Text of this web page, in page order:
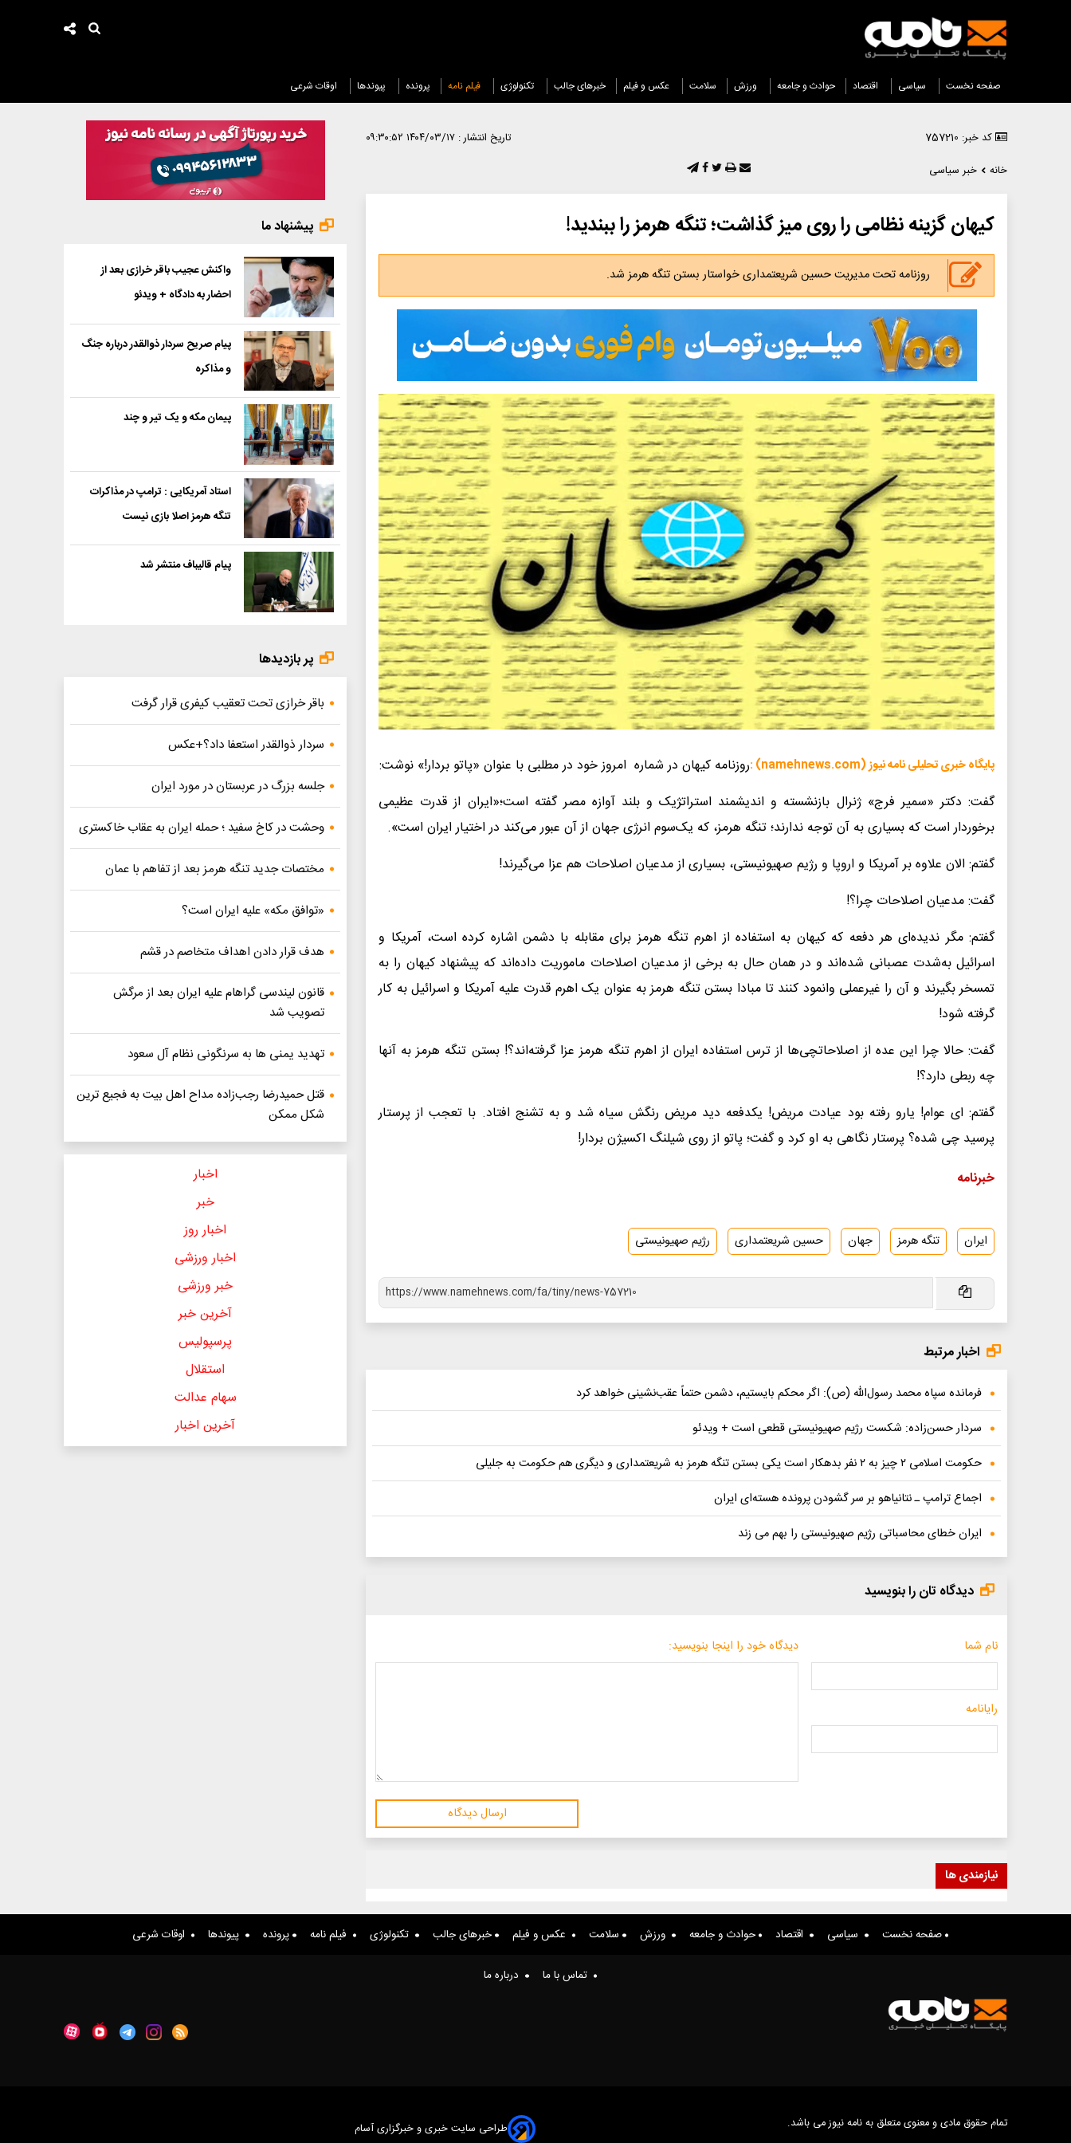
صفحه نخست سیاسی اقتصاد حوادث و جامعه ورزش سلامت عکس و فیلم خبرهای جالب تکنولوژی فیلم نامه پرونده پیوندها اوقات شرعی
کد خبر: 757210 تاریخ انتشار : ۱۴۰۴/۰۳/۱۷ ۰۹:۳۰:۵۲
خانه
خبر سیاسی
کیهان گزینه نظامی را روی میز گذاشت؛ تنگه هرمز را ببندید!
روزنامه تحت مدیریت حسین شریعتمداری خواستار بستن تنگه هرمز شد.
پایگاه خبری تحلیلی نامه نیوز (namehnews.com) :
روزنامه کیهان در شماره امروز خود در مطلبی با عنوان «پاتو بردار!» نوشت:
گفت: دکتر «سمیر فرج» ژنرال بازنشسته و اندیشمند استراتژیک و بلند آوازه مصر گفته است؛«ایران از قدرت عظیمی
برخوردار است که بسیاری به آن توجه ندارند؛ تنگه هرمز، که یک‌سوم انرژی جهان از آن عبور می‌کند در اختیار ایران است‌».
گفتم: الان علاوه‌ بر آمریکا و اروپا و رژیم صهیونیستی، بسیاری از مدعیان اصلاحات هم عزا می‌گیرند!
گفت: مدعیان اصلاحات چرا؟!
گفتم: مگر ندیده‌ای هر دفعه که کیهان به استفاده از اهرم تنگه هرمز برای مقابله با دشمن اشاره کرده است، آمریکا و
اسرائیل به‌شدت عصبانی شده‌اند و در همان حال به برخی از مدعیان اصلاحات ماموریت داده‌اند که پیشنهاد کیهان را به
تمسخر بگیرند و آن را غیرعملی وانمود کنند تا مبادا بستن تنگه هرمز به عنوان یک اهرم قدرت علیه آمریکا و اسرائیل به کار
گرفته شود!
گفت: حالا چرا این عده از اصلاحاتچی‌ها از ترس استفاده ایران از اهرم تنگه هرمز عزا گرفته‌اند؟! بستن تنگه هرمز به آنها
چه ربطی دارد؟!
گفتم: ‌ای عوام! یارو رفته بود عیادت مریض‌! یکدفعه دید مریض رنگش سیاه شد و به تشنج افتاد. با تعجب از ‌پرستار
پرسید چی شده؟ ‌پرستار نگاهی به او کرد و گفت؛ پاتو از روی شیلنگ اکسیژن بردار!
خبرنامه
ایران تنگه هرمز جهان حسین شریعتمداری رژیم صهیونیستی
اخبار مرتبط
فرمانده سپاه محمد رسول‌الله (ص): اگر محکم بایستیم، دشمن حتماً عقب‌نشینی خواهد کرد
سردار حسن‌زاده: شکست رژیم صهیونیستی قطعی است + ویدئو
حکومت اسلامی ۲ چیز به ۲ نفر بدهکار است یکی بستن تنگه هرمز به شریعتمداری و دیگری هم حکومت به جلیلی
اجماع ترامپ ـ نتانیاهو بر سر گشودن پرونده هسته‌ای ایران
ایران خطای محاسباتی رژیم صهیونیستی را بهم می زند
دیدگاه تان را بنویسید
نام شما
رایانامه
دیدگاه خود را اینجا بنویسید:
ارسال دیدگاه
نیازمندی ها
پیشنهاد ما
واکنش عجیب باقر خرازی بعد از
احضار به دادگاه + ویدئو
پیام صریح سردار ذوالقدر درباره جنگ
و مذاکره
پیمان مکه و یک تیر و چند
استاد آمریکایی : ترامپ در مذاکرات
تنگه هرمز اصلا بازی نیست
پیام قالیباف منتشر شد
پر بازدیدها
باقر خرازی تحت تعقیب کیفری قرار گرفت
سردار ذوالقدر استعفا داد؟+عکس
جلسه بزرگ در عربستان در مورد ایران
وحشت در کاخ سفید ؛ حمله ایران به عقاب خاکستری
مختصات جدید تنگه هرمز بعد از تفاهم با عمان
«توافق مکه» علیه ایران است؟
هدف قرار دادن اهداف متخاصم در قشم
قانون لیندسی گراهام علیه ایران بعد از مرگش
تصویب شد
تهدید یمنی ها به سرنگونی نظام آل سعود
قتل حمیدرضا رجب‌زاده مداح اهل بیت به فجیع ترین
شکل ممکن
اخبار
خبر
اخبار روز
اخبار ورزشی
خبر ورزشی
آخرین خبر
پرسپولیس
استقلال
سهام عدالت
آخرین اخبار
صفحه نخست سیاسی اقتصاد حوادث و جامعه ورزش سلامت عکس و فیلم خبرهای جالب تکنولوژی فیلم نامه پرونده پیوندها اوقات شرعی
تماس با ما درباره ما
تمام حقوق مادی و معنوی متعلق به نامه نیوز می باشد. طراحی سایت خبری و خبرگزاری آسام